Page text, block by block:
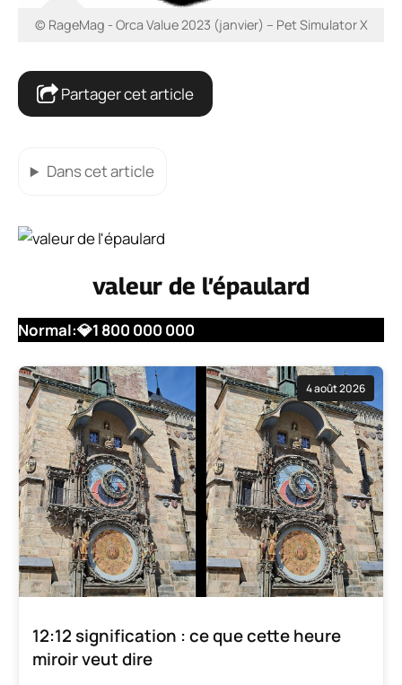
© RageMag - Orca Value 2023 (janvier) – Pet Simulator X
Partager cet article
Dans cet article
valeur de l’épaulard
Normal:💎1 800 000 000
4 août 2026
12:12 signification : ce que cette heure
miroir veut dire